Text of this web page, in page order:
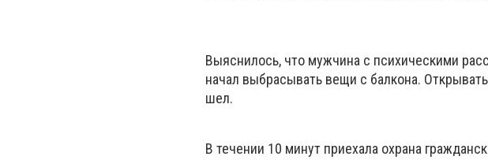
Выяснилось, что мужчина с психическими
начал выбрасывать вещи с балкона.
шел.
В течении 10 минут приехала охрана